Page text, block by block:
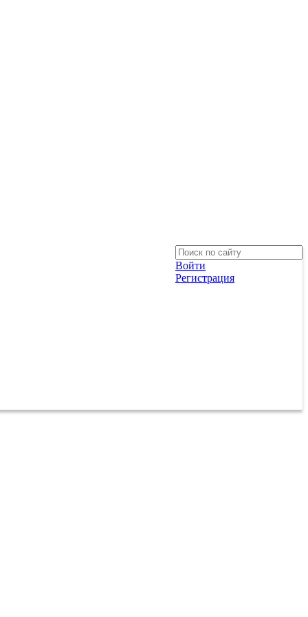
Войти
Регистрация